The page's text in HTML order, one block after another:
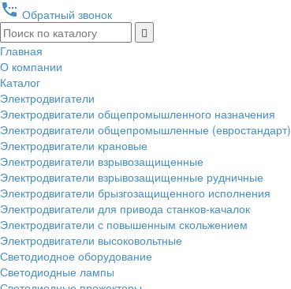
settings_phone Обратный звонок
Главная
О компании
Каталог
Электродвигатели
Электродвигатели общепромышленного назначения
Электродвигатели общепромышленные (евростандарт)
Электродвигатели крановые
Электродвигатели взрывозащищенные
Электродвигатели взрывозащищенные рудничные
Электродвигатели брызгозащищенного исполнения
Электродвигатели для привода станков-качалок
Электродвигатели с повышенным скольжением
Электродвигатели высоковольтные
Светодиодное оборудование
Светодиодные лампы